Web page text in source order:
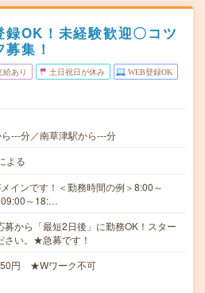
OK！未経験歓迎〇コツ
集！
給あり 土日祝日が休み WEB登録OK
---分／南草津駅から---分
よる
インです！＜勤務時間の例＞8:00～
～18:…
から「最短2日後」に勤務OK！スター
さい。★急募です！
円 ★Wワーク不可